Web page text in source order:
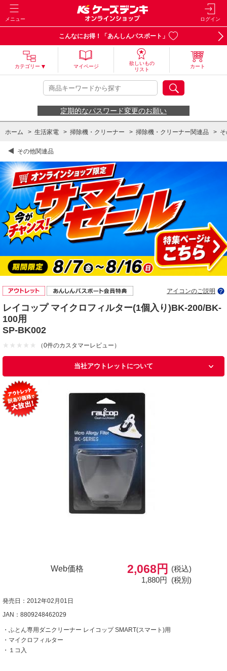
メニュー ログイン
こんなにお得！「あんしんパスポート」
カテゴリー マイページ
欲しいもの
リスト
カート
定期的なパスワード変更のお願い
ホーム > 生活家電 > 掃除機・クリーナー > 掃除機・クリーナー関連品 >
その他関連品
アイコンのご説明
レイコップ マイクロフィルター(1個入り)BK-200/BK-
100用
SP-BK002
（0件のカスタマーレビュー）
当社アウトレットについて
Web価格 2,068円
(税込)
1,880円 (税別)
発売日：2012年02月01日
JAN：8809248462029
・ふとん専用ダニクリーナー レイコップ SMART(スマート)用
・マイクロフィルター
・１コ入